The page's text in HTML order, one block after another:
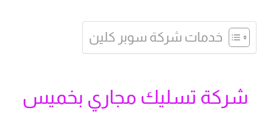
خدمات شركة سوبر كلين
شركة تسليك مجاري بخميس